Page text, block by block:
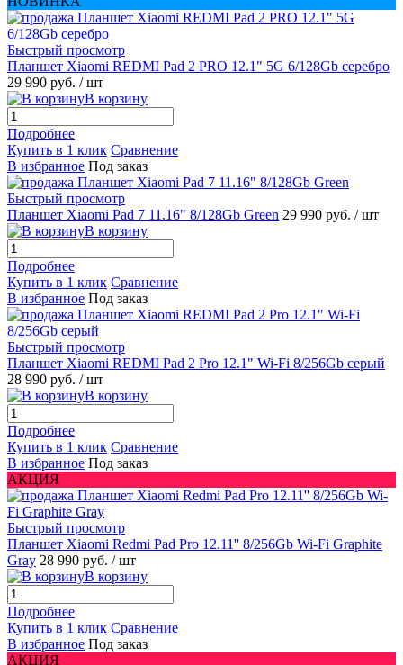
Быстрый просмотр
Планшет Xiaomi REDMI Pad 2 PRO 12.1" 5G 6/128Gb серебро
29 990 руб. / шт
В корзину
Подробнее
Купить в 1 клик Сравнение
В избранное Под заказ
Быстрый просмотр
Планшет Xiaomi Pad 7 11.16" 8/128Gb Green 29 990 руб. / шт
В корзину
Подробнее
Купить в 1 клик Сравнение
В избранное Под заказ
Быстрый просмотр
Планшет Xiaomi REDMI Pad 2 Pro 12.1" Wi-Fi 8/256Gb серый
28 990 руб. / шт
В корзину
Подробнее
Купить в 1 клик Сравнение
В избранное Под заказ
АКЦИЯ
Быстрый просмотр
Планшет Xiaomi Redmi Pad Pro 12.11'' 8/256Gb Wi-Fi Graphite
Gray 28 990 руб. / шт
В корзину
Подробнее
Купить в 1 клик Сравнение
В избранное Под заказ
АКЦИЯ